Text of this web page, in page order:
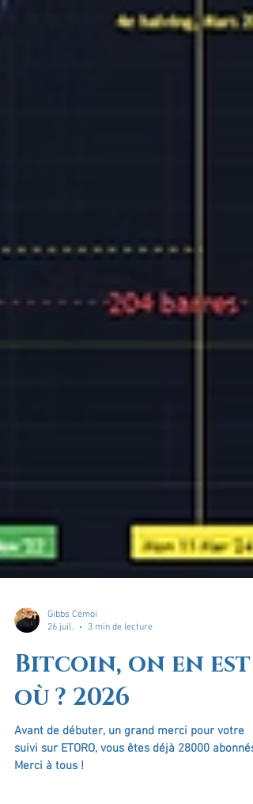
Gibbs Cémoi
26 juil.
3 min de lecture
Bitcoin, on en est
où ? 2026